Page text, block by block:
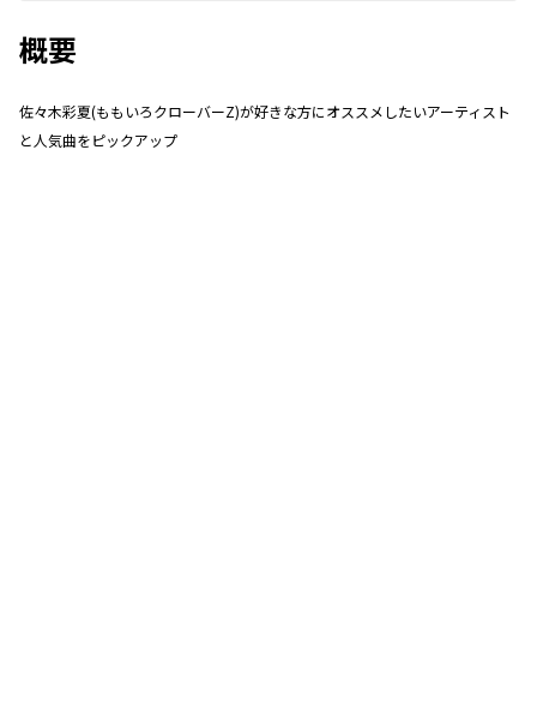
概要
佐々木彩夏(ももいろクローバーZ)が好きな方にオススメしたいアーティスト
と人気曲をピックアップ